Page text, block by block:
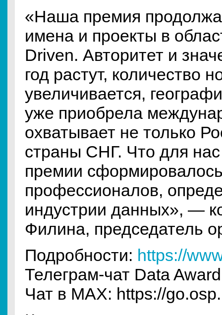
«Наша премия
имена и проекты в
Driven. Авторитет и
год растут, количество
увеличивается,
уже приобрела
охватывает не только
страны СНГ. Что для
премии
профессионалов,
индустрии данных», —
Филина, председатель
Подробности: https://
Телеграм-чат Data
Чат в MAX: https://